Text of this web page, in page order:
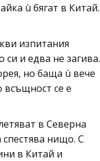
ù бягат в Китай.
изпитания
си и едва не загива.
но баща ù вече
всъщност се е
в Северна
нищо. С
в Китай и